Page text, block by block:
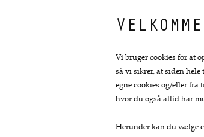
Vi bruger cookies for at
så vi sikrer, at siden
egne cookies og/eller fra
hvor du også altid har
Herunder kan du vælge